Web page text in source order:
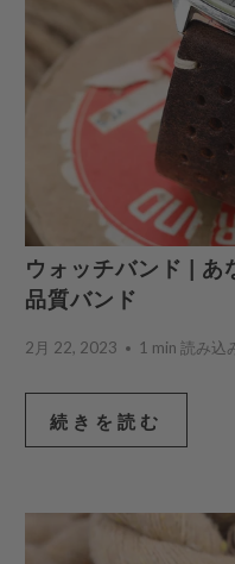
ウォッチバンド | あ
品質バンド
2月 22, 2023 1 min 読み込
続きを読む